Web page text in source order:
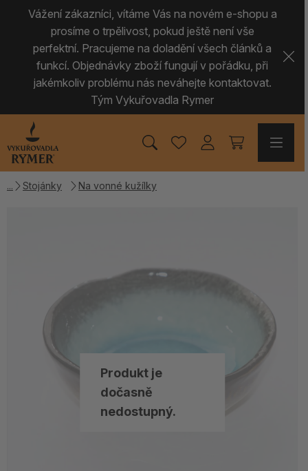
Vážení zákazníci, vítáme Vás na novém e-shopu a
prosíme o trpělivost, pokud ještě není vše
perfektní. Pracujeme na doladění všech článků a
funkcí. Objednávky zboží fungují v pořádku, při
jakémkoliv problému nás neváhejte kontaktovat.
Tým Vykuřovadla Rymer
Stojánky Na vonné kužílky
Produkt je
dočasně
nedostupný.